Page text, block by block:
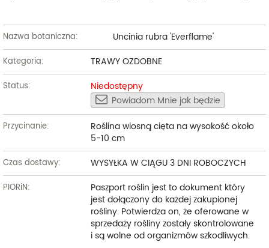
Nazwa botaniczna: Uncinia rubra 'Everflame'
Kategoria: TRAWY OZDOBNE
Status:
Niedostępny
Powiadom Mnie jak będzie
Przycinanie:
Roślina wiosną cięta na wysokość około
5-10 cm
Czas dostawy: WYSYŁKA W CIĄGU 3 DNI ROBOCZYCH
PIORiN:
Paszport roślin jest to dokument który
jest dołączony do każdej zakupionej
rośliny. Potwierdza on, że oferowane w
sprzedaży rośliny zostały skontrolowane
i są wolne od organizmów szkodliwych.